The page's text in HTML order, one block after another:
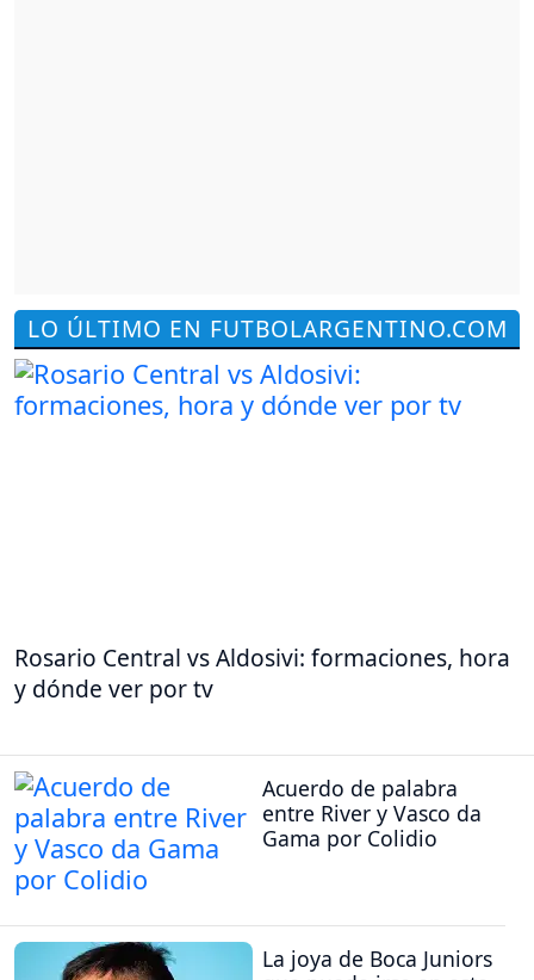
LO ÚLTIMO EN FUTBOLARGENTINO.COM
Rosario Central vs Aldosivi: formaciones, hora
y dónde ver por tv
Acuerdo de palabra
entre River y Vasco da
Gama por Colidio
La joya de Boca Juniors